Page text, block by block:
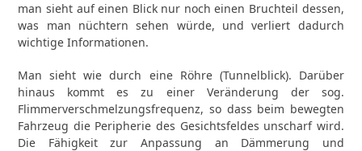
man sieht auf einen Blick nur noch einen Bruchteil dessen,
was man nüchtern sehen würde, und verliert dadurch
wichtige Informationen.
Man sieht wie durch eine Röhre (Tunnelblick). Darüber
hinaus kommt es zu einer Veränderung der sog.
Flimmerverschmelzungsfrequenz, so dass beim bewegten
Fahrzeug die Peripherie des Gesichtsfeldes unscharf wird.
Die Fähigkeit zur Anpassung an Dämmerung und